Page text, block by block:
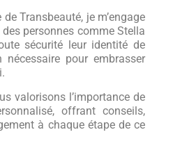
Transbeauté, je m’engage
personnes comme Stella
sécurité leur identité de
pour embrasser
valorisons l’importance de
offrant conseils,
à chaque étape de ce